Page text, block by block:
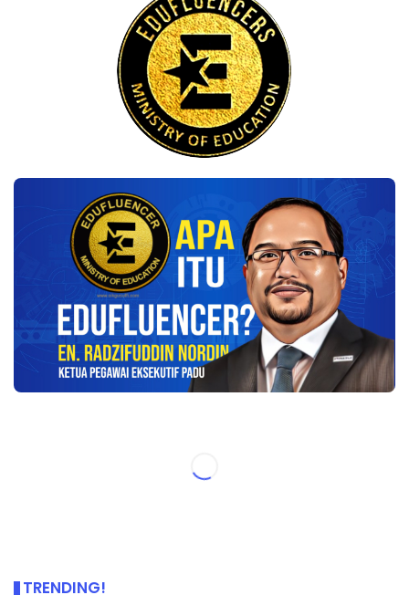
TRENDING!